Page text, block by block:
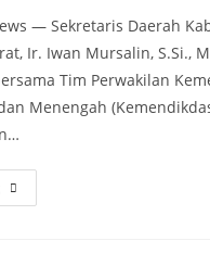
— Sekretaris Daerah
Ir. Iwan Mursalin, S.Si.,
Tim Perwakilan
Menengah
Sekda
Tubaba